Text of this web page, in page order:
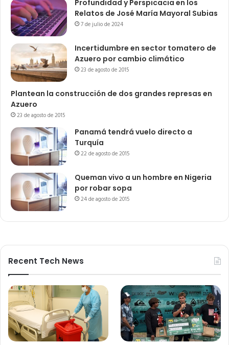
Profundidad y Perspicacia en los
Relatos de José María Mayoral Subias
7 de julio de 2024
Incertidumbre en sector tomatero de
Azuero por cambio climático
23 de agosto de 2015
Plantean la construcción de dos grandes represas en
Azuero
23 de agosto de 2015
Panamá tendrá vuelo directo a
Turquía
22 de agosto de 2015
Queman vivo a un hombre en Nigeria
por robar sopa
24 de agosto de 2015
Recent Tech News